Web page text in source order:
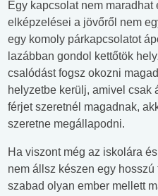
Egy kapcsolat nem
elképzelései a jövőről nem
egy komoly párkapcsolatot
lazábban gondol kettőtök
csalódást fogsz okozni
helyzetbe kerülj, amivel csak
férjet szeretnél magadnak,
szeretne megállapodni.
Ha viszont még az iskolára
nem állsz készen egy
szabad olyan ember mellett